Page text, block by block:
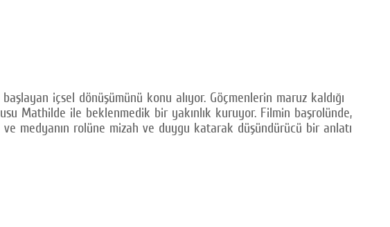
içsel dönüşümünü konu alıyor. Göçmenlerin maruz kaldığı
Mathilde ile beklenmedik bir yakınlık kuruyor. Filmin başrolünde,
medyanın rolüne mizah ve duygu katarak düşündürücü bir anlatı